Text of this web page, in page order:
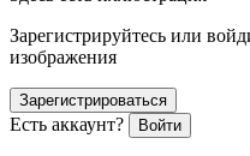
Зарегистрируйтесь или
изображения
Зарегистрироваться
Есть аккаунт? Войти